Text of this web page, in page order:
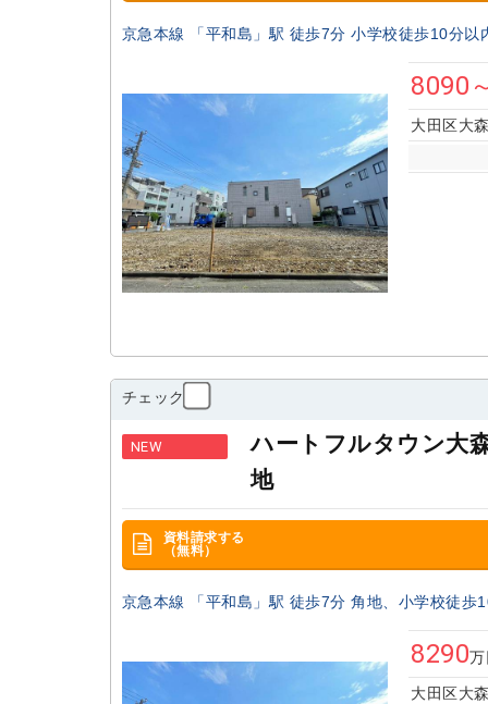
京急本線 「平和島」駅 徒歩7分 小学校徒歩10分
8090
大田区大
チェック
NEW
ハートフルタウン大
地
資料請求する
（無料）
京急本線 「平和島」駅 徒歩7分 角地、小学校徒
8290
大田区大